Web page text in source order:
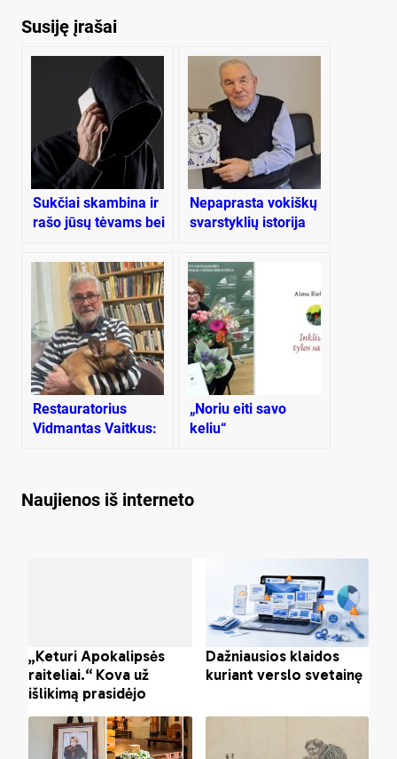
Susiję įrašai
Sukčiai skambina ir
rašo jūsų tėvams bei
apsaugoti?
Ne­pap­ras­ta vo­kiš­kų
svars­tyk­lių is­to­ri­ja
Restauratorius
Vidmantas Vaitkus:
„Noriu eiti savo
keliu“
Naujienos iš interneto